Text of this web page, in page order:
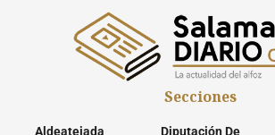
Secciones
Aldeatejada Diputación De